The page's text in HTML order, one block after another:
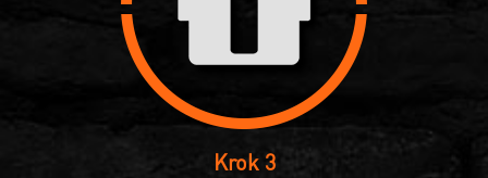
Krok 3